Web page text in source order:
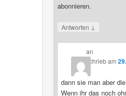
abonnieren.
Antworten ↓
an
schriebam
dann sie man aber
Wenn ihr das noch